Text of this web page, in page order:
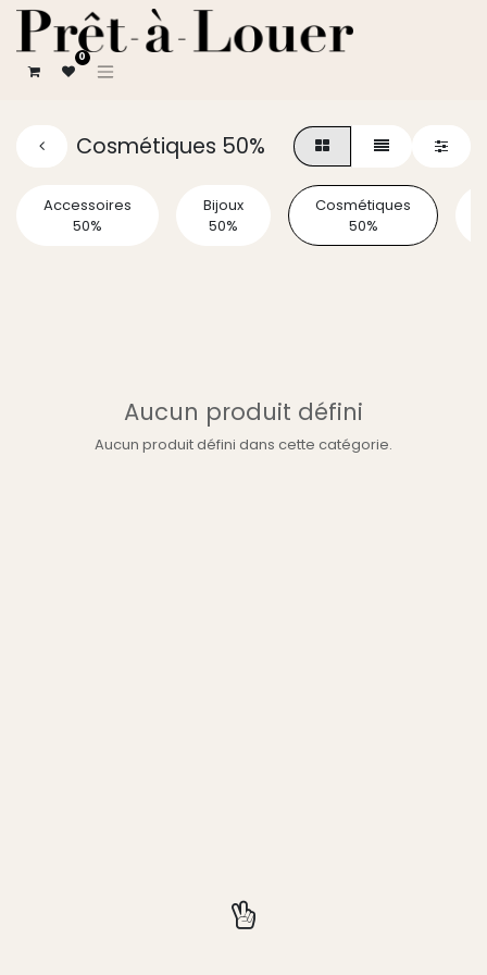
0
Cosmétiques 50%
Accessoires
50%
Bijoux
50%
Cosmétiques
50%
Aucun produit défini
Aucun produit défini dans cette catégorie.